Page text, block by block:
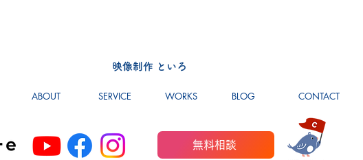
映像制作 といろ
ABOUT SERVICE WORKS BLOG CONTACT
無料相談